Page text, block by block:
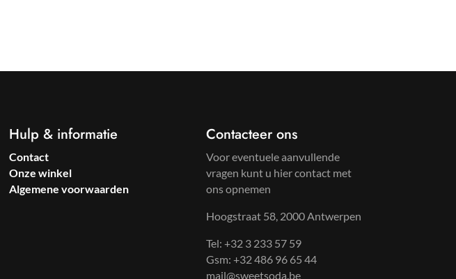
Hulp & informatie
Contact
Onze winkel
Algemene voorwaarden
Contacteer ons
Voor eventuele aanvullende
vragen kunt u hier contact met
ons opnemen
Hoogstraat 58, 2000 Antwerpen
Tel: +32 3 233 57 59
Gsm: +32 486 96 65 44
mail@sweetsoda.be